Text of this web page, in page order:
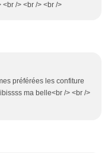
/> <br /> <br />
préférées les confiture
ma belle<br /> <br />